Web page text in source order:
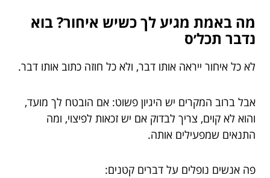
מה באמת מגיע לך כשיש איחור? בוא
נדבר תכל׳ס
לא כל איחור ייראה אותו דבר, ולא כל חוזה כתוב אותו דבר.
אבל ברוב המקרים יש היגיון פשוט: אם הובטח לך מועד,
והוא לא קוים, צריך לבדוק אם יש זכאות לפיצוי, ומה
התנאים שמפעילים אותה.
פה אנשים נופלים על דברים קטנים: